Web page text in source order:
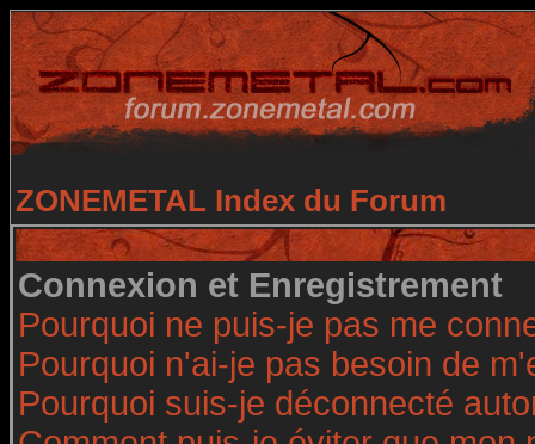
ZONEMETAL Index du Forum
Connexion et Enregistrement
Pourquoi ne puis-je pas me
Pourquoi n'ai-je pas besoin de
Pourquoi suis-je déconnecté